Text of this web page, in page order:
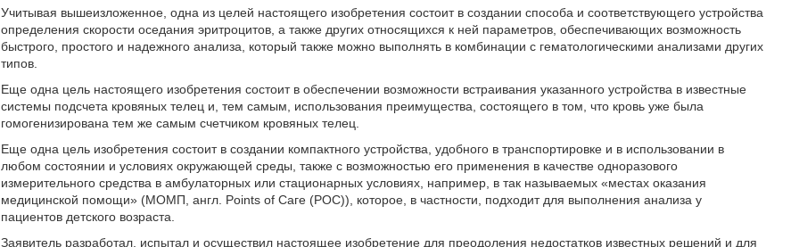
Учитывая вышеизложенное, одна из целей настоящего изобретения состоит в создании способа и соответствующего устройства
определения скорости оседания эритроцитов, а также других относящихся к ней параметров, обеспечивающих возможность
быстрого, простого и надежного анализа, который также можно выполнять в комбинации с гематологическими анализами других
типов.
Еще одна цель настоящего изобретения состоит в обеспечении возможности встраивания указанного устройства в известные
системы подсчета кровяных телец и, тем самым, использования преимущества, состоящего в том, что кровь уже была
гомогенизирована тем же самым счетчиком кровяных телец.
Еще одна цель изобретения состоит в создании компактного устройства, удобного в транспортировке и в использовании в
любом состоянии и условиях окружающей среды, также с возможностью его применения в качестве одноразового
измерительного средства в амбулаторных или стационарных условиях, например, в так называемых «местах оказания
медицинской помощи» (МОМП, англ. Points of Саге (РОС)), которое, в частности, подходит для выполнения анализа у
пациентов детского возраста.
Заявитель разработал, испытал и осуществил настоящее изобретение для преодоления недостатков известных решений и для